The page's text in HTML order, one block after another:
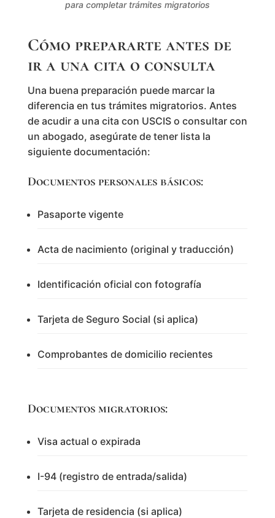
para completar trámites migratorios
Cómo prepararte antes de
ir a una cita o consulta
Una buena preparación puede marcar la
diferencia en tus trámites migratorios. Antes
de acudir a una cita con USCIS o consultar con
un abogado, asegúrate de tener lista la
siguiente documentación:
Documentos personales básicos:
Pasaporte vigente
Acta de nacimiento (original y traducción)
Identificación oficial con fotografía
Tarjeta de Seguro Social (si aplica)
Comprobantes de domicilio recientes
Documentos migratorios:
Visa actual o expirada
I-94 (registro de entrada/salida)
Tarjeta de residencia (si aplica)